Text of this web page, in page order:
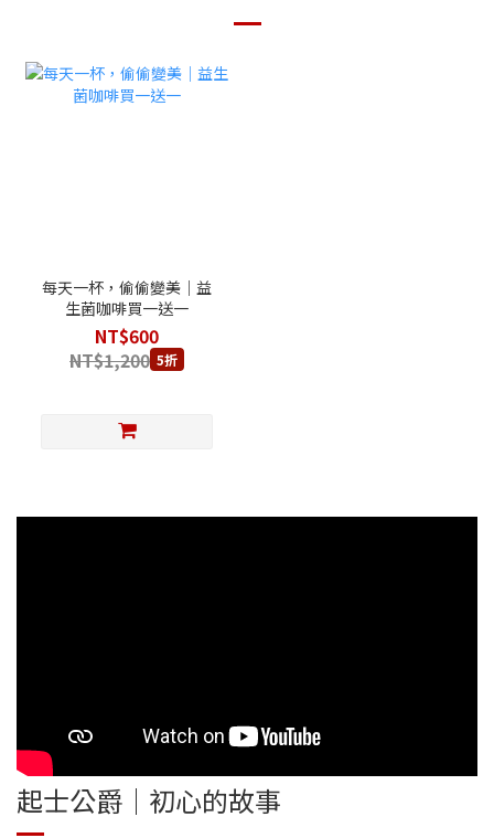
每天一杯，偷偷變美｜益
生菌咖啡買一送一
NT$600
NT$1,200 5折
起士公爵｜初心的故事